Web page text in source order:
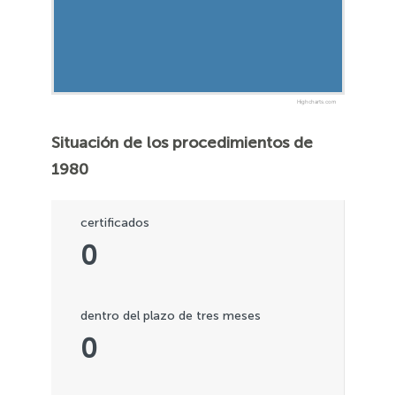
Highcharts.com
Situación de los procedimientos de
1980
0
certificados
0
dentro del plazo de tres meses